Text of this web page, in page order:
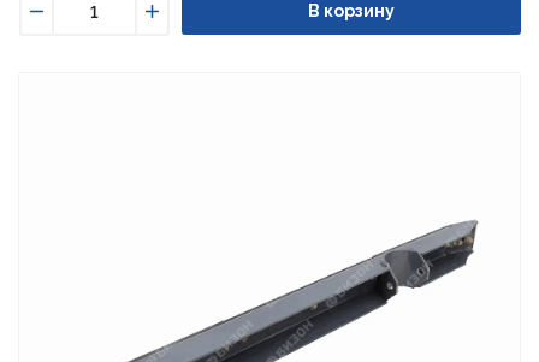
Увеличить
В корзину